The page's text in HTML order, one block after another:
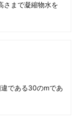
さまで凝縮物水を
である30のmであ